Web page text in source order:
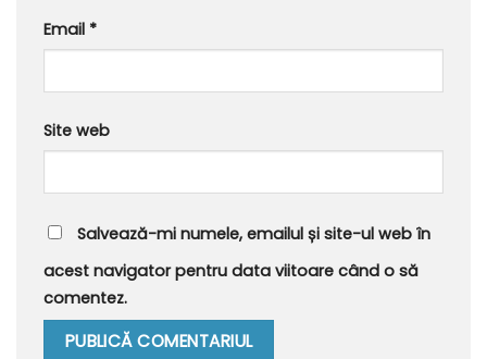
Email *
Site web
Salvează-mi numele, emailul și site-ul web în
acest navigator pentru data viitoare când o să
comentez.